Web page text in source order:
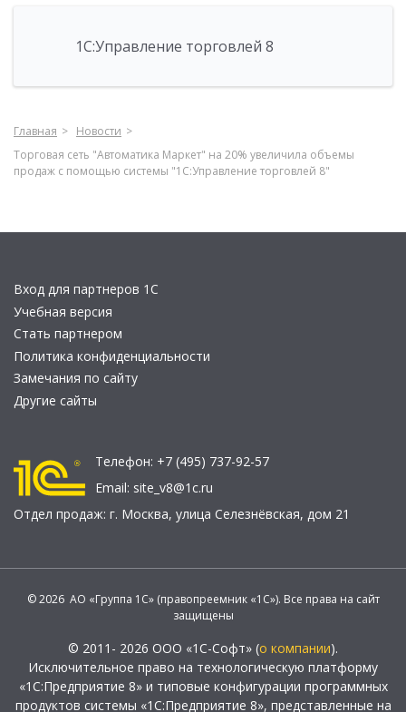
1С:Управление торговлей 8
Главная
Новости
Торговая сеть "Автоматика Маркет" на 20% увеличила объемы
продаж с помощью системы "1С:Управление торговлей 8"
Вход для партнеров 1С
Учебная версия
Стать партнером
Политика конфиденциальности
Замечания по сайту
Другие сайты
Телефон: +7 (495) 737-92-57
Email: site_v8@1c.ru
Отдел продаж: г. Москва, улица Селезнёвская, дом 21
© 2026 АО «Группа 1С» (правопреемник «1С»). Все права на сайт
защищены
© 2011- 2026 ООО «1С-Софт» (о компании).
Исключительное право на технологическую платформу
«1С:Предприятие 8» и типовые конфигурации программных
продуктов системы «1С:Предприятие 8», представленные на